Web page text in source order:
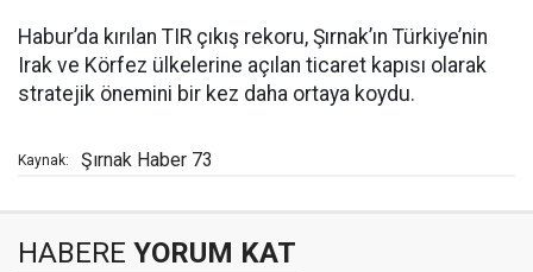
Habur’da kırılan TIR çıkış rekoru, Şırnak’ın Türkiye’nin
Irak ve Körfez ülkelerine açılan ticaret kapısı olarak
stratejik önemini bir kez daha ortaya koydu.
Kaynak: Şırnak Haber 73
HABERE YORUM KAT